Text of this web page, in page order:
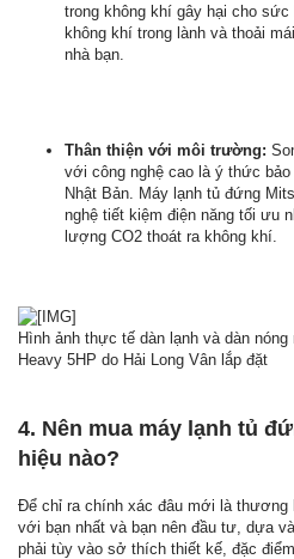
trong không khí gây hại cho
không khí trong lành và thoải
nhà bạn.
Thân thiện với môi trường:
với công nghệ cao là ý thức
Nhật Bản. Máy lạnh tủ đứng
nghệ tiết kiệm điện năng tối ưu
lượng CO2 thoát ra không khí.
Hình ảnh thực tế dàn lạnh và dàn
Heavy 5HP do Hải Long Vân lắp đặt
4. Nên mua máy lạnh tủ
hiệu nào?
Để chỉ ra chính xác đâu mới là thương
với bạn nhất và bạn nên đầu tư, dựa
phải tùy vào sở thích thiết kế, đặc